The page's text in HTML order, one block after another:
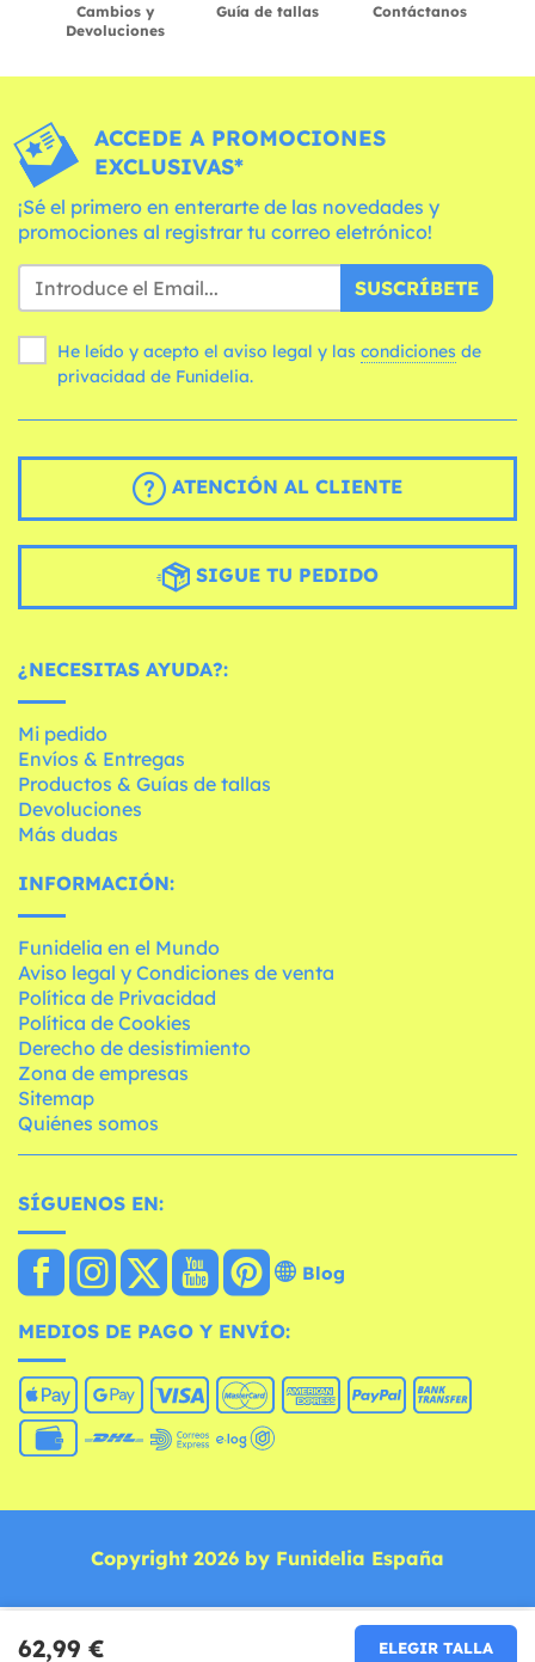
62,99 € ELEGIR TALLA
Cambios y
Devoluciones
Guía de tallas Contáctanos
ACCEDE A PROMOCIONES
EXCLUSIVAS*
¡Sé el primero en enterarte de las novedades y
promociones al registrar tu correo eletrónico!
SUSCRÍBETE
He leído y acepto el aviso legal y las condiciones
privacidad de Funidelia.
ATENCIÓN AL CLIENTE
SIGUE TU PEDIDO
¿NECESITAS AYUDA?:
Mi pedido
Envíos & Entregas
Productos & Guías de tallas
Devoluciones
Más dudas
INFORMACIÓN:
Funidelia en el Mundo
Aviso legal y Condiciones de venta
Política de Privacidad
Política de Cookies
Derecho de desistimiento
Zona de empresas
Sitemap
Quiénes somos
SÍGUENOS EN:
Blog
MEDIOS DE PAGO Y ENVÍO:
Copyright 2026 by Funidelia España